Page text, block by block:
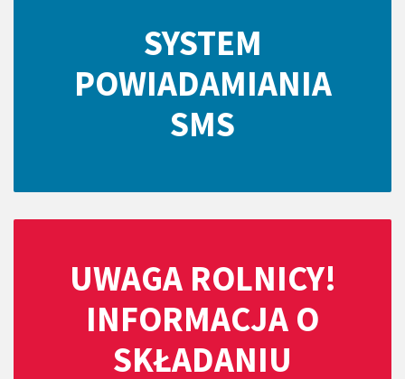
SYSTEM
POWIADAMIANIA
SMS
UWAGA ROLNICY!
INFORMACJA O
SKŁADANIU